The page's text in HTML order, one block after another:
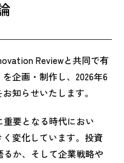
k
Reviewと共同で有
企画・制作し、2026年6
知らせいたします。
要となる時代におい
変化しています。投資
か、そして企業戦略や